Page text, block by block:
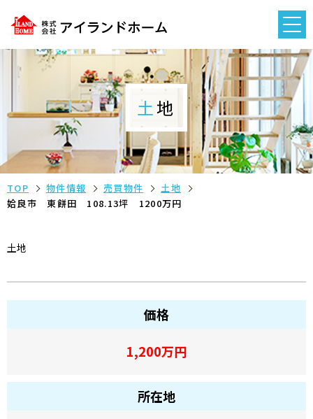
土地
TOP 物件情報 売買物件
土地
姶良市 東餅田 108.13坪 1200万円
土地
価格
1,200万円
所在地